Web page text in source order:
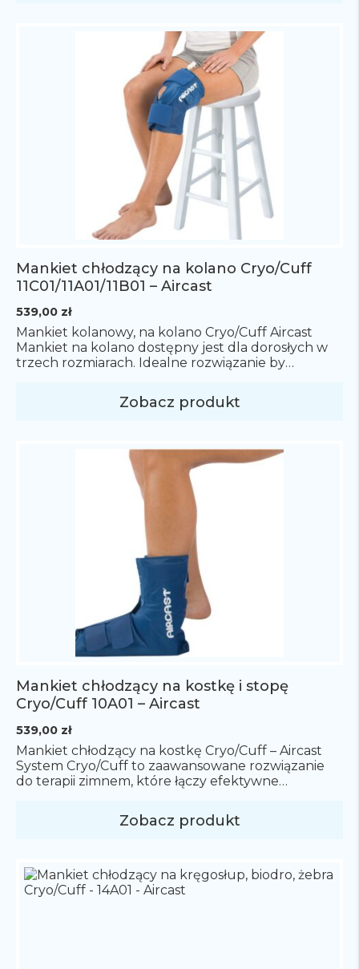
w osobnym zakupie. Sposób pomiaru: Obwód
klatki piersiowej Rozmiary: M – Średni […]
Mankiet chłodzący na kolano Cryo/Cuff
11C01/11A01/11B01 – Aircast
539,00 zł
Mankiet kolanowy, na kolano Cryo/Cuff Aircast
Mankiet na kolano dostępny jest dla dorosłych w
trzech rozmiarach. Idealne rozwiązanie by
schłodzenie kontuzjowanego kolana. System
Cryo/Cuff to zaawansowane rozwiązanie do terapii
pomaga w redukcji bólu, opuchlizny i krwiaków. W
skład systemu Cryo/Cuff wchodzą […]
Zobacz produkt
Mankiet chłodzący na kostkę i stopę
Cryo/Cuff 10A01 – Aircast
539,00 zł
Mankiet chłodzący na kostkę Cryo/Cuff – Aircast
System Cryo/Cuff to zaawansowane rozwiązanie
do terapii zimnem, które łączy efektywne
dzięki czemu pomaga w redukcji bólu, opuchlizny
i krwiaków. W skład systemu Cryo/Cuff wchodzą
również pompka elektryczna, która automatycznie
[…]
Zobacz produkt